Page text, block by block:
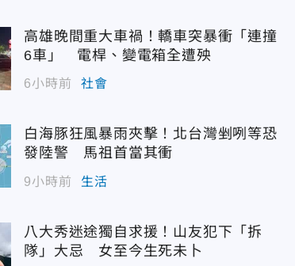
高雄晚間重大車禍！轎車突暴衝「連撞
6車」 電桿、變電箱全遭殃
6小時前 社會
白海豚狂風暴雨夾擊！北台灣剉咧等恐
發陸警 馬祖首當其衝
9小時前 生活
八大秀迷途獨自求援！山友犯下「拆
隊」大忌 女至今生死未卜